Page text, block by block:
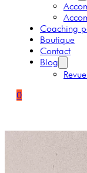
Coaching
Boutique
Contact
Blog
0